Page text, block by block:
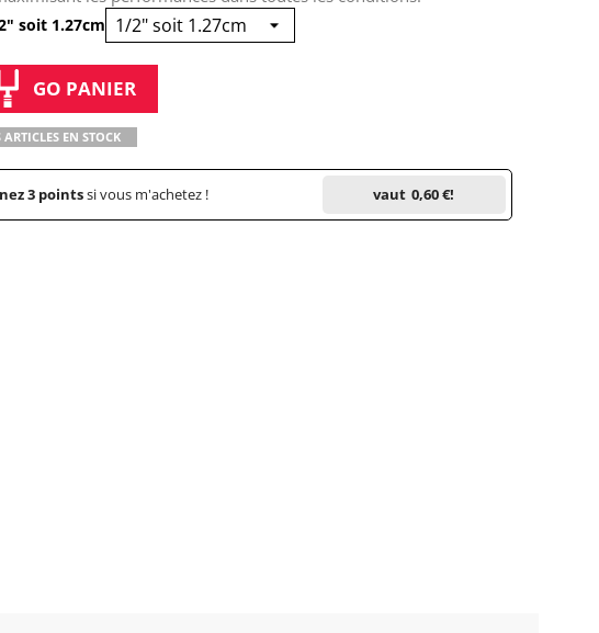
soit 1.27cm
GO PANIER
ARTICLES EN STOCK
3 pointssi vous m'achetez ! vaut 0,60 €!